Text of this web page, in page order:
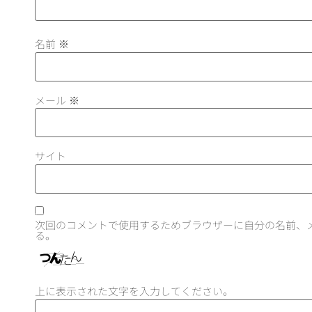
名前 ※
メール ※
サイト
次回のコメントで使用するためブラウザーに自分の名前、
る。
上に表示された文字を入力してください。